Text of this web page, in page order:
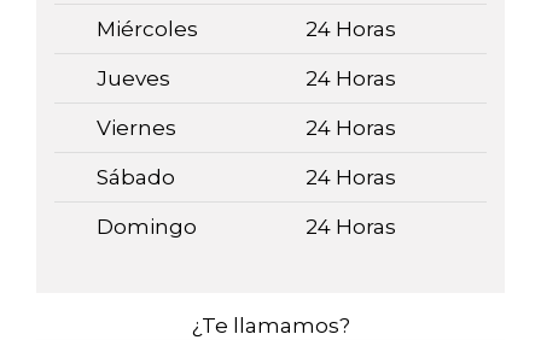
Miércoles 24 Horas
Jueves 24 Horas
Viernes 24 Horas
Sábado 24 Horas
Domingo 24 Horas
¿Te llamamos?